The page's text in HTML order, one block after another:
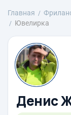
Главная
Ювелирка
Денис